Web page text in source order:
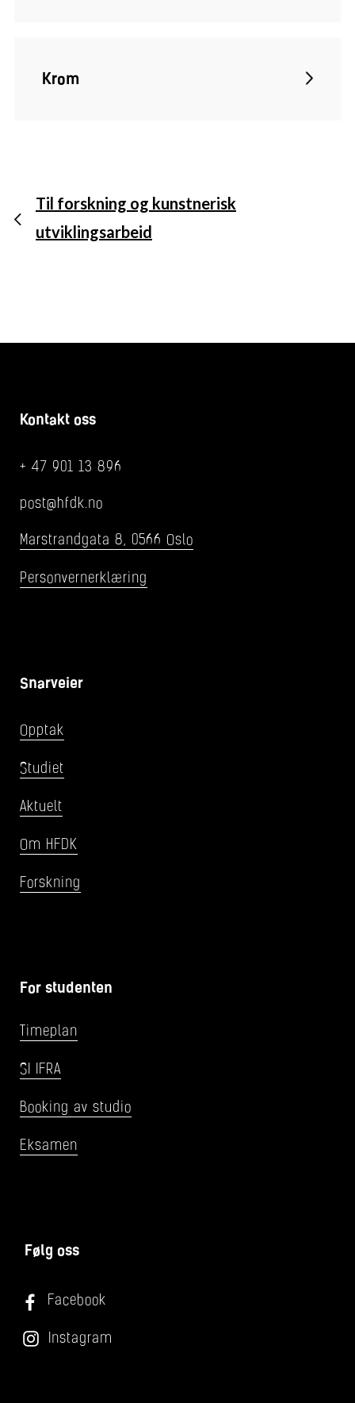
Krom
Til forskning og kunstnerisk
utviklingsarbeid
Kontakt oss
+ 47 901 13 896
post@hfdk.no
Marstrandgata 8, 0566 Oslo
Personvernerklæring
Snarveier
Opptak
Studiet
Aktuelt
Om HFDK
Forskning
For studenten
Timeplan
SI IFRA
Booking av studio
Eksamen
Følg oss
Facebook
Instagram